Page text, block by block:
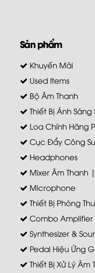
Sản phẩm
Khuyến Mãi
Used Items
Bộ Âm Thanh
Thiết Bị Ánh Sáng
Loa Chính Hãng
Cục Đẩy Công
Headphones
Mixer Âm Thanh
Microphone
Thiết Bị Phòng
Combo Amplifier
Synthesizer &
Pedal Hiệu Ứng
Thiết Bị Xử Lý